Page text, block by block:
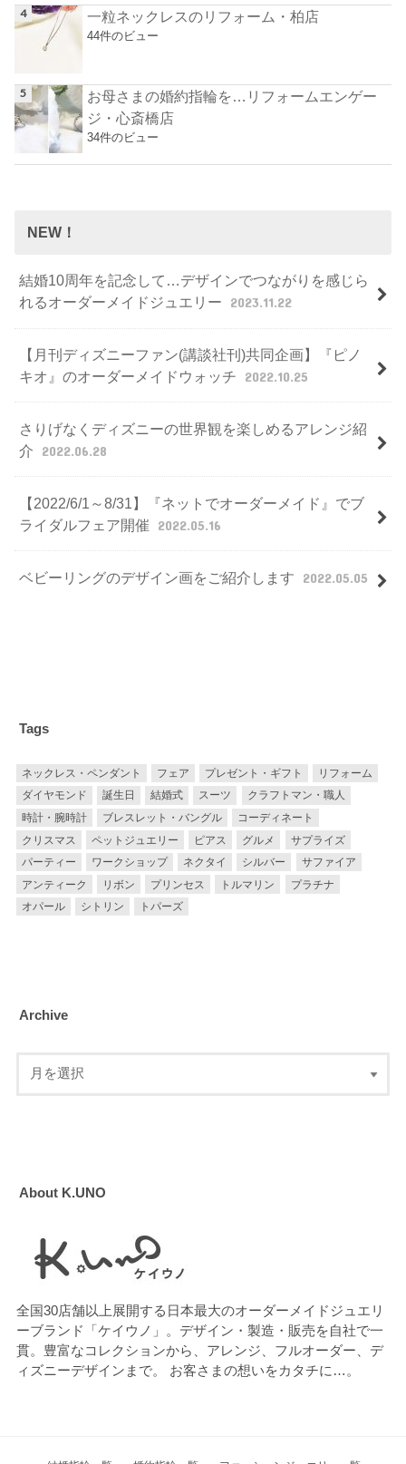
一粒ネックレスのリフォーム・柏店
44件のビュー
お母さまの婚約指輪を…リフォームエンゲー
ジ・心斎橋店
34件のビュー
NEW！
結婚10周年を記念して…デザインでつながりを感じら
れるオーダーメイドジュエリー
2023.11.22
【月刊ディズニーファン(講談社刊)共同企画】『ピノ
キオ』のオーダーメイドウォッチ
2022.10.25
さりげなくディズニーの世界観を楽しめるアレンジ紹
介
2022.06.28
【2022/6/1～8/31】『ネットでオーダーメイド』でブ
ライダルフェア開催
2022.05.16
ベビーリングのデザイン画をご紹介します 2022.05.05
Tags
ネックレス・ペンダント フェア プレゼント・ギフト
リフォーム
ダイヤモンド
誕生日 結婚式 スーツ
クラフトマン・職人
時計・腕時計
ブレスレット・バングル
コーディネート
クリスマス
ペットジュエリー ピアス グルメ
サプライズ
パーティー
ワークショップ ネクタイ シルバー
サファイア
アンティーク
リボン プリンセス トルマリン
プラチナ
オパール
シトリン トパーズ
Archive
About K.UNO
全国30店舗以上展開する日本最大のオーダーメイドジュエリ
ーブランド「ケイウノ」。デザイン・製造・販売を自社で一
貫。豊富なコレクションから、アレンジ、フルオーダー、デ
ィズニーデザインまで。 お客さまの想いをカタチに…。